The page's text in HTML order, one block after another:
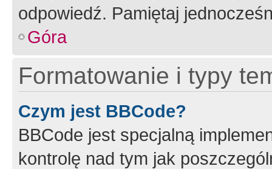
odpowiedź. Pamiętaj
Góra
Formatowanie i typy
Czym jest BBCode?
BBCode jest specjalną
kontrolę nad tym jak